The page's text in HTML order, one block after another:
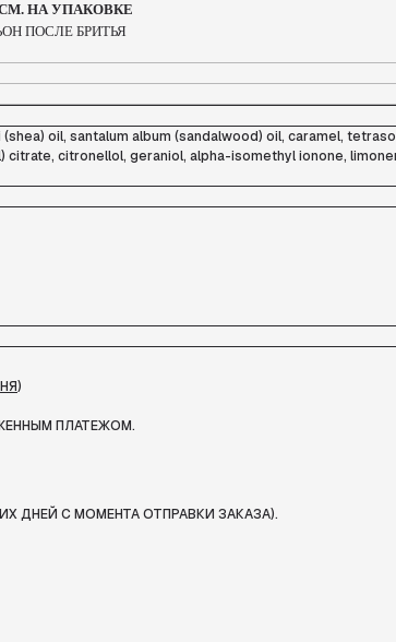
НА УПАКОВКЕ
ПОСЛЕ БРИТЬЯ
oil, santalum album (sandalwood) oil, caramel,
citronellol, geraniol, alpha-isomethyl ionone,
)
ПЛАТЕЖОМ.
ДНЕЙ С МОМЕНТА ОТПРАВКИ ЗАКАЗА).